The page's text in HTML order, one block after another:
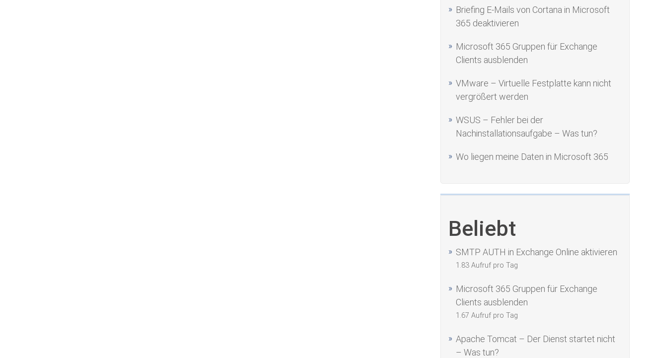
Briefing E-Mails von Cortana in Microsoft
365 deaktivieren
Microsoft 365 Gruppen für Exchange
Clients ausblenden
VMware – Virtuelle Festplatte kann nicht
vergrößert werden
WSUS – Fehler bei der
Nachinstallationsaufgabe – Was tun?
Wo liegen meine Daten in Microsoft 365
Beliebt
SMTP AUTH in Exchange Online aktivieren
1.83 Aufruf pro Tag
Microsoft 365 Gruppen für Exchange
Clients ausblenden
1.67 Aufruf pro Tag
Apache Tomcat – Der Dienst startet nicht
– Was tun?